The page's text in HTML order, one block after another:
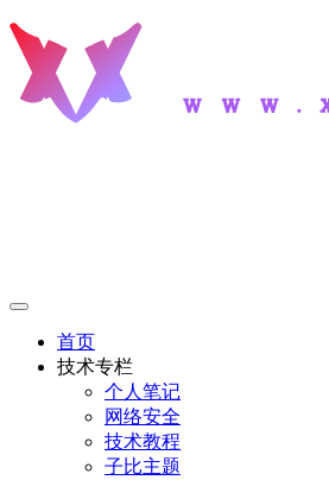
首页
技术专栏
个人笔记
网络安全
技术教程
子比主题